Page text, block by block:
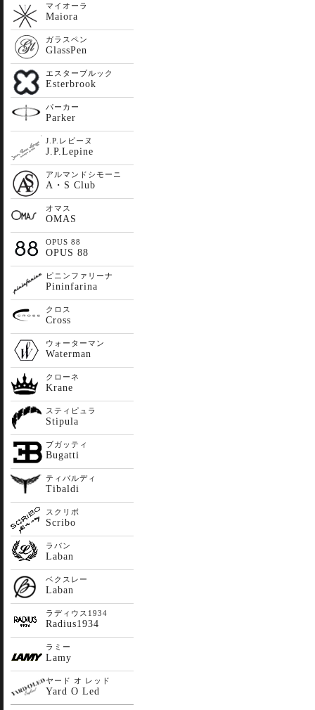
マイオーラ
Maiora
ガラスペン
GlassPen
エスターブルック
Esterbrook
パーカー
Parker
J.P.レピーヌ
J.P.Lepine
アルマンドシモーニ
A・S Club
オマス
OMAS
OPUS 88
OPUS 88
ピニンファリーナ
Pininfarina
クロス
Cross
ウォーターマン
Waterman
クローネ
Krane
スティピュラ
Stipula
ブガッティ
Bugatti
ティバルディ
Tibaldi
スクリボ
Scribo
ラバン
Laban
ベクスレー
Laban
ラディウス1934
Radius1934
ラミー
Lamy
ヤード オ レッド
Yard O Led